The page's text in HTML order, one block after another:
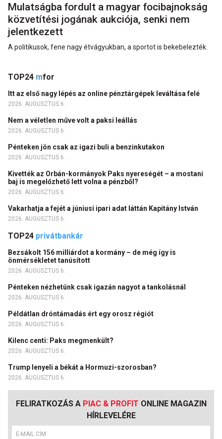
Mulatságba fordult a magyar focibajnokság
közvetítési jogának aukciója, senki nem
jelentkezett
A politikusok, fene nagy étvágyukban, a sportot is bekebelezték.
TOP24 mfor
Itt az első nagy lépés az online pénztárgépek leváltása felé
2026. AUGUSZTUS 6.
Nem a véletlen műve volt a paksi leállás
2026. AUGUSZTUS 6.
Pénteken jön csak az igazi buli a benzinkutakon
2026. AUGUSZTUS 6.
Kivették az Orbán-kormányok Paks nyereségét – a mostani
baj is megelőzhető lett volna a pénzből?
2026. AUGUSZTUS 6.
Vakarhatja a fejét a júniusi ipari adat láttán Kapitány István
2026. AUGUSZTUS 6.
TOP24 privátbankár
Bezsákolt 156 milliárdot a kormány – de még így is
önmérsékletet tanúsított
2026. AUGUSZTUS 6.
Pénteken nézhetünk csak igazán nagyot a tankolásnál
2026. AUGUSZTUS 6.
Példátlan dróntámadás ért egy orosz régiót
2026. AUGUSZTUS 6.
Kilenc centi: Paks megmenkült?
2026. AUGUSZTUS 6.
Trump lenyeli a békát a Hormuzi-szorosban?
2026. AUGUSZTUS 6.
FELIRATKOZÁS A PIAC & PROFIT ONLINE MAGAZIN
HÍRLEVELÉRE